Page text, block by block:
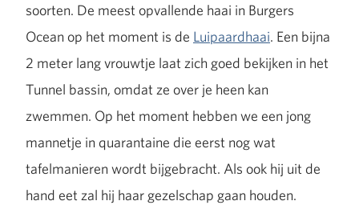
soorten. De meest opvallende haai in Burgers
Ocean op het moment is de Luipaardhaai. Een bijna
2 meter lang vrouwtje laat zich goed bekijken in het
Tunnel bassin, omdat ze over je heen kan
zwemmen. Op het moment hebben we een jong
mannetje in quarantaine die eerst nog wat
tafelmanieren wordt bijgebracht. Als ook hij uit de
hand eet zal hij haar gezelschap gaan houden.